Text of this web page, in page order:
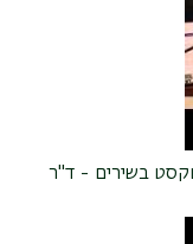
בשירים - ד"ר